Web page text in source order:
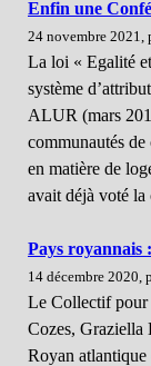
Enfin une
24 novembre 2021,
La loi « Egalité
système
ALUR (mars
communautés
en matière de
avait déjà voté
Pays royannais
14 décembre 2020,
Le Collectif pour
Cozes, Graziella
Royan